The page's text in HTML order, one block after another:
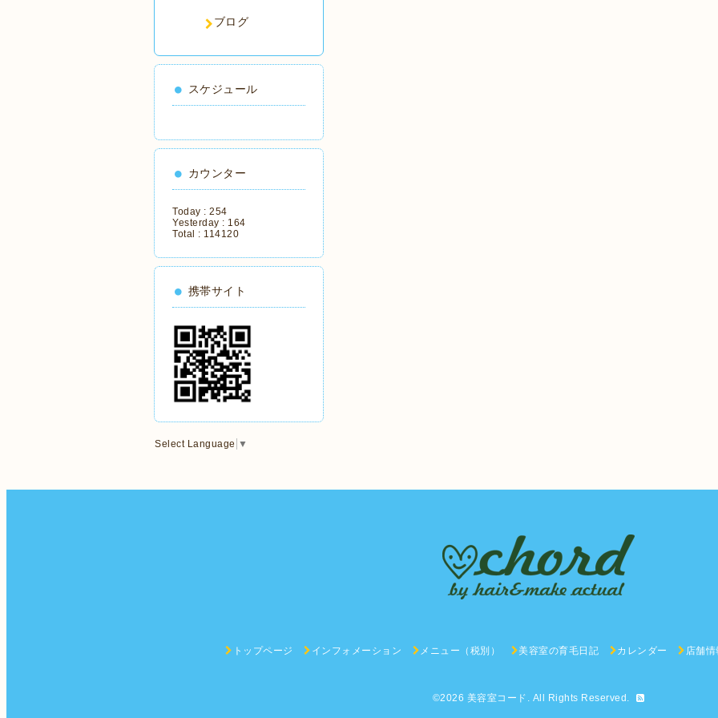
ブログ
スケジュール
カウンター
Today : 254
Yesterday : 164
Total : 114120
携帯サイト
Select Language ▼
トップページ インフォメーション メニュー（税別） 美容室の育毛日記 カレンダー 店舗情
©2026 美容室コード . All Rights Reserved.